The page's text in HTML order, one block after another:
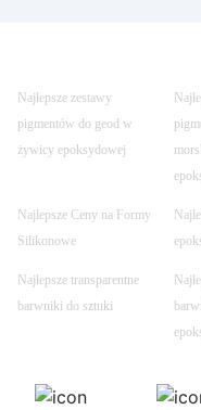
Najlepsze zestawy
pigmentów do geod w
żywicy epoksydowej
Najlepsze Ceny na Formy
Silikonowe
Najlepsze transparentne
barwniki do sztuki